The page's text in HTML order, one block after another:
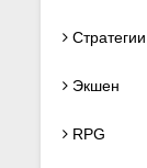
Стратегии
Экшен
RPG